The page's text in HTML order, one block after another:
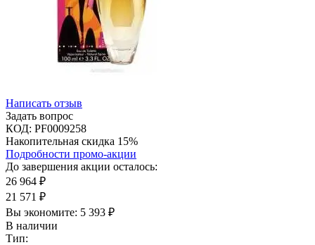
Написать отзыв
Задать вопрос
КОД: PF0009258
Накопительная скидка 15%
Подробности промо-акции
До завершения акции осталось:
26 964 ₽
21 571 ₽
Вы экономите: 5 393 ₽
В наличии
Тип: